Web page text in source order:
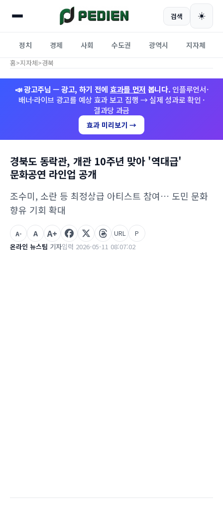
검색 ☀️
정치 경제 사회 수도권 광역시 지자체
홈>지자체>경북
📣 광고주님 — 광고, 하기 전에 효과를 먼저 봅니다. 인플루언서·
배너·라이브 광고를 예상 효과 보고 집행 → 실제 성과로 확인 ·
결과당 과금
효과 미리보기 →
경북도 동락관, 개관 10주년 맞아 '역대급'
문화공연 라인업 공개
조수미, 소란 등 최정상급 아티스트 참여… 도민 문화
향유 기회 확대
온라인 뉴스팀 기자입력 2026-05-11 08:07:02
A- A A+ URL P